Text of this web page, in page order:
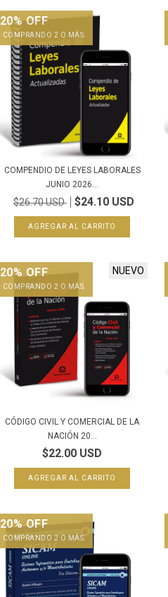
20% OFF
COMPRANDO 2 O MÁS.
COMPENDIO DE LEYES LABORALES
JUNIO 2026...
$26.70 USD $24.10 USD
20% OFF
COMPRANDO 2 O MÁS.
NUEVO
CÓDIGO CIVIL Y COMERCIAL DE LA
NACIÓN 20...
$22.00 USD
20% OFF
COMPRANDO 2 O MÁS.